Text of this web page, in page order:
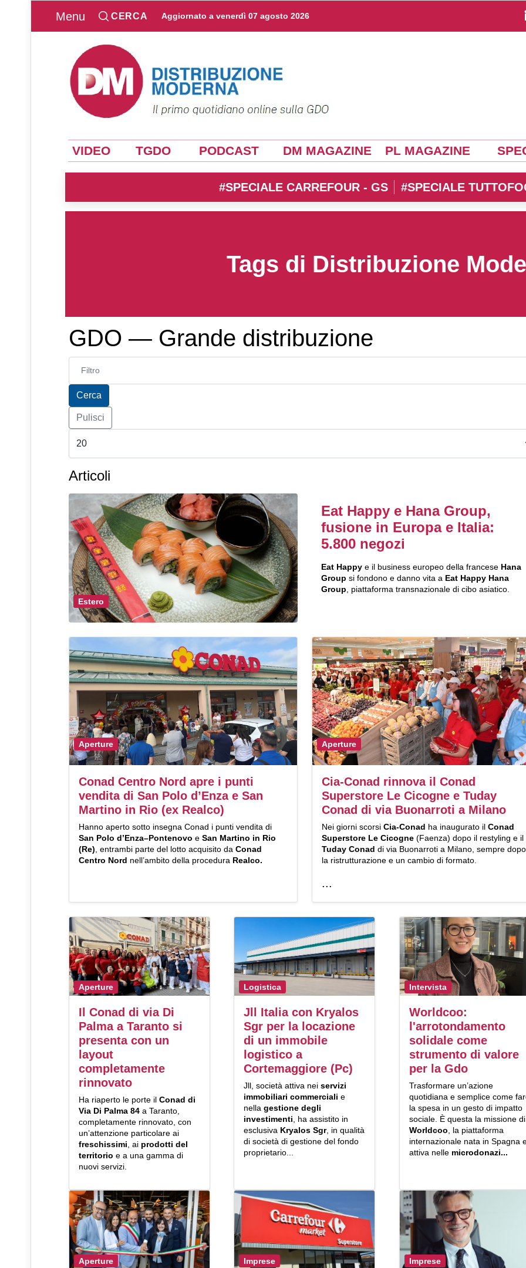
Menu CERCA Aggiornato a venerdì 07 agosto 2026
VIDEO TGDO PODCAST DM MAGAZINE PL MAGAZINE
#SPECIALE CARREFOUR - GS #SPECIALE
Tags di Distribuzione
GDO — Grande distribuzione
Inserisci parte del titolo
Cerca
Pulisci
Articoli
Estero
Eat Happy e Hana Group,
fusione in Europa e Italia:
5.800 negozi
Eat Happye il business europeo della francese Hana
Group si fondono e danno vita a Eat Happy Hana
Group, piattaforma transnazionale di cibo asiatico.
Aperture
Conad Centro Nord apre i punti
vendita di San Polo d’Enza e San
Martino in Rio (ex Realco)
Hanno aperto sotto insegna Conad i punti vendita di
San Polo d’Enza–Pontenovo e San Martino in Rio
(Re) , entrambi parte del lotto acquisito da Conad
Centro Nord nell’ambito della procedura Realco.
Aperture
Cia-Conad rinnova il Conad
Superstore Le Cicogne e Tuday
Conad di via Buonarroti a Milano
Nei giorni scorsi Cia-Conad ha inaugurato il Conad
Superstore Le Cicogne(Faenza) dopo il restyling e il
Tuday Conad di via Buonarroti a Milano, sempre dopo
la ristrutturazione e un cambio di formato.
...
Aperture
Il Conad di via Di
Palma a Taranto si
presenta con un
layout
completamente
rinnovato
Ha riaperto le porte il Conad di
Via Di Palma 84 a Taranto,
completamente rinnovato, con
un’attenzione particolare ai
freschissimi , ai prodotti del
territorio e a una gamma di
nuovi servizi.
Logistica
Jll Italia con Kryalos
Sgr per la locazione
di un immobile
logistico a
Cortemaggiore (Pc)
Jll, società attiva neiservizi
immobiliari commerciali e
nellagestione degli
investimenti , ha assistito in
esclusiva Kryalos Sgr, in qualità
di società di gestione del fondo
proprietario...
Intervista
Worldcoo:
l'arrotondamento
solidale come
strumento di valore
per la Gdo
Trasformare un’azione
quotidiana e semplice come
la spesa in un gesto di impatto
sociale. È questa la missione di
Worldcoo , la piattaforma
internazionale nata in Spagna
attiva nelle microdonazi...
Aperture Imprese Imprese